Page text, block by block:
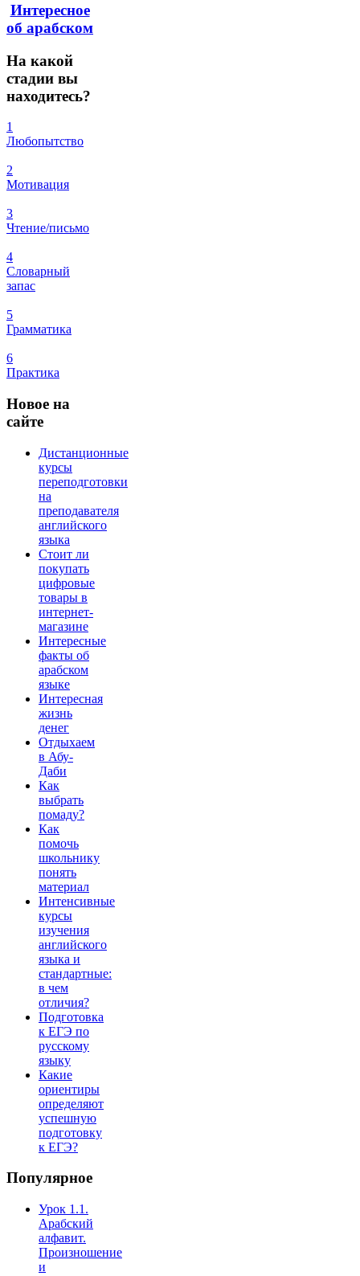
Интересное
об арабском
На какой
стадии вы
находитесь?
1
Любопытство
2
Мотивация
3
Чтение/письмо
4
Словарный
запас
5
Грамматика
6
Практика
Новое на
сайте
Дистанционные
курсы
переподготовки
на
преподавателя
английского
языка
Стоит ли
покупать
цифровые
товары в
интернет-
магазине
Интересные
факты об
арабском
языке
Интересная
жизнь
денег
Отдыхаем
в Абу-
Даби
Как
выбрать
помаду?
Как
помочь
школьнику
понять
материал
Интенсивные
курсы
изучения
английского
языка и
стандартные:
в чем
отличия?
Подготовка
к ЕГЭ по
русскому
языку
Какие
ориентиры
определяют
успешную
подготовку
к ЕГЭ?
Популярное
Урок 1.1.
Арабский
алфавит.
Произношение
и